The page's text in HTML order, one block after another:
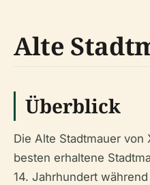
Alte
Überblick
Die Alte Stadtmauer
besten erhaltene
14. Jahrhundert